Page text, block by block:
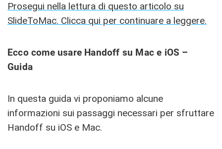
Prosegui nella lettura di questo articolo su
SlideToMac. Clicca qui per continuare a leggere.
Ecco come usare Handoff su Mac e iOS –
Guida
In questa guida vi proponiamo alcune
informazioni sui passaggi necessari per sfruttare
Handoff su iOS e Mac.